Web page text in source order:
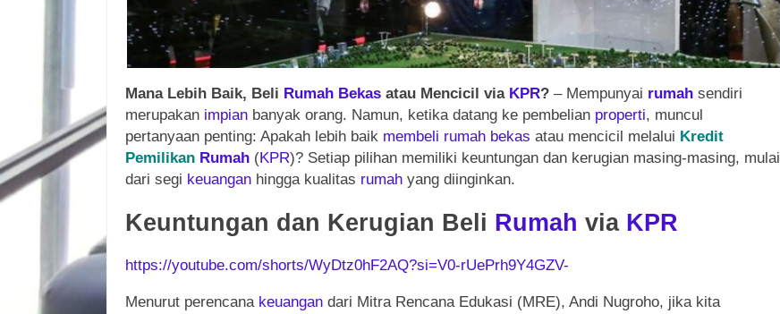
Mana Lebih Baik, Beli Rumah Bekas atau Mencicil via KPR? – Mempunyai rumah sendiri
merupakan impian banyak orang. Namun, ketika datang ke pembelian properti, muncul
pertanyaan penting: Apakah lebih baik membeli rumah bekas atau mencicil melalui Kredit
Pemilikan Rumah (KPR)? Setiap pilihan memiliki keuntungan dan kerugian masing-masing, mulai
dari segi keuangan hingga kualitas rumah yang diinginkan.
Keuntungan dan Kerugian Beli Rumah via KPR
https://youtube.com/shorts/WyDtz0hF2AQ?si=V0-rUePrh9Y4GZV-
Menurut perencana keuangan dari Mitra Rencana Edukasi (MRE), Andi Nugroho, jika kita